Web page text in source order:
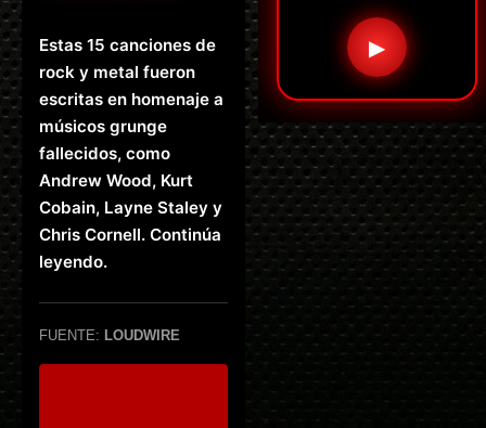
Estas 15 canciones de
rock y metal fueron
escritas en homenaje a
músicos grunge
fallecidos, como
Andrew Wood, Kurt
Cobain, Layne Staley y
Chris Cornell. Continúa
leyendo.
FUENTE: LOUDWIRE
▶